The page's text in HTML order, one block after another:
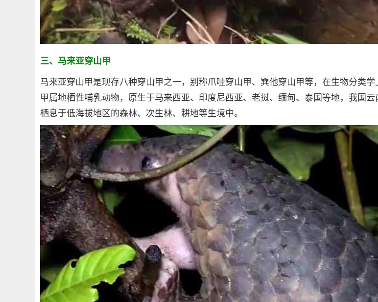
三、马来亚穿山甲
马来亚穿山甲是现存八种穿山甲之一，别称爪哇穿山甲、巽他穿山甲等，在生物分类
甲属地栖性哺乳动物，原生于马来西亚、印度尼西亚、老挝、缅甸、泰国等地，我国云
栖息于低海拔地区的森林、次生林、耕地等生境中。